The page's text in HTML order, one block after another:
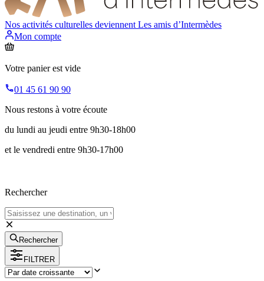
Nos activités culturelles deviennent Les amis d’Intermèdes
Mon compte
Votre panier est vide
01 45 61 90 90
Nous restons à votre écoute
du lundi au jeudi entre 9h30-18h00
et le vendredi entre 9h30-17h00
Rechercher
Rechercher
FILTRER